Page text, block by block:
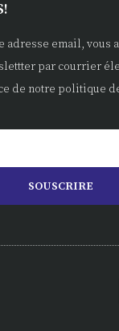
adresse email, vous
par courrier
de notre politique
SOUSCRIRE